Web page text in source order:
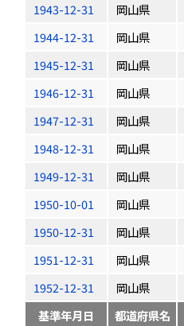
1943-12-31
岡山県
1944-12-31
岡山県
1945-12-31
岡山県
1946-12-31
岡山県
1947-12-31
岡山県
1948-12-31
岡山県
1949-12-31
岡山県
1950-10-01
岡山県
1950-12-31
岡山県
1951-12-31
岡山県
1952-12-31
岡山県
基準年月日
都道府県名